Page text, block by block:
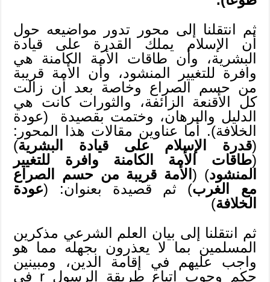
ثم انتقلنا إلى محور تدور مواضيعه حول
أن الإسلام يملك القدرة على قيادة
البشرية، وأن طاقات الأمة الكامنة هي
وافرة للتغيير المنشود، وأن الأمة قريبة
من حسم الصراع وخاصة بعد أن زالت
كل الأقنعة الزائفة، والثورات كانت هي
الدليل والبرهان، وختمت بقصيدة (عودة
الخلافة). أما عناوين مقالات هذا المحور:
(قدرة الإسلام على قيادة البشرية)
(طاقات الأمة الكامنة وافرة للتغيير
المنشود) (الأمة قريبة من حسم الصراع
مع الغرب) ثم قصيدة بعنوان: (عودة
الخلافة)
ثم انتقلنا إلى بيان العلم الشرعي مذكرين
المسلمين بما لا يعذرون بجهله مما هو
واجب عليهم في إقامة الدين، ومبينين
حكم وجوب اتباع طريقة الرسول r في